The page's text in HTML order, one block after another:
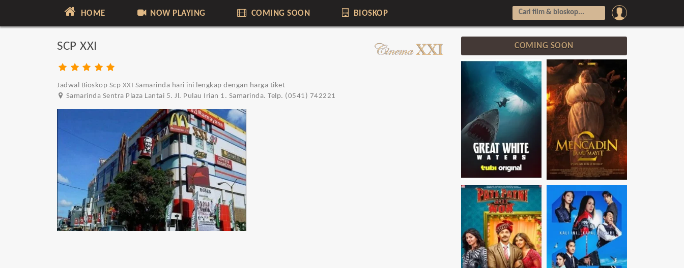
HOME NOW PLAYING COMING SOON BIOSKOP
SCP XXI
Jadwal Bioskop Scp XXI Samarinda hari ini lengkap dengan harga tiket
Samarinda Sentra Plaza Lantai 5. Jl. Pulau Irian 1. Samarinda. Telp. (0541) 742221
COMING SOON